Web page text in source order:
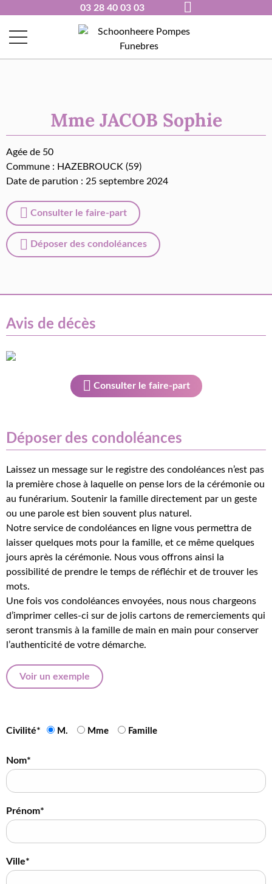
03 28 40 03 03
Mme JACOB Sophie
Agée de 50
Commune : HAZEBROUCK (59)
Date de parution : 25 septembre 2024
Consulter le faire-part
Déposer des condoléances
Avis de décès
Consulter le faire-part
Déposer des condoléances
Laissez un message sur le registre des condoléances n’est pas
la première chose à laquelle on pense lors de la cérémonie ou
au funérarium. Soutenir la famille directement par un geste
ou une parole est bien souvent plus naturel.
Notre service de condoléances en ligne vous permettra de
laisser quelques mots pour la famille, et ce même quelques
jours après la cérémonie. Nous vous offrons ainsi la
possibilité de prendre le temps de réfléchir et de trouver les
mots.
Une fois vos condoléances envoyées, nous nous chargeons
d’imprimer celles-ci sur de jolis cartons de remerciements qui
seront transmis à la famille de main en main pour conserver
l’authenticité de votre démarche.
Voir un exemple
Civilité* M. Mme Famille
Nom*
Prénom*
Ville*